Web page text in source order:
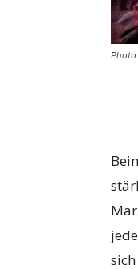
Photo